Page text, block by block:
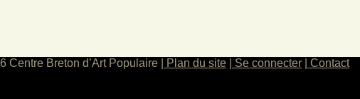
Centre Breton d’Art Populaire Plan du site Se connecter Contact